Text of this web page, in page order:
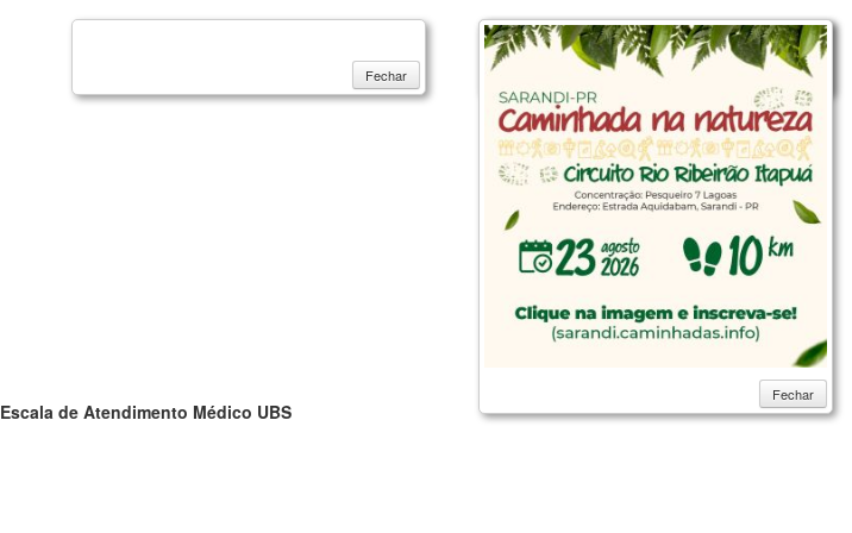
Escala de Atendimento Médico UBS
Fechar
Fechar
Fechar